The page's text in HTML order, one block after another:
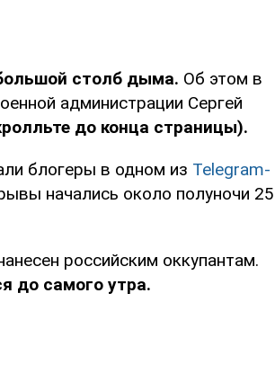
столб дыма. Об этом в
администрации Сергей
до конца страницы).
блогеры в одном из Telegram-
начались около полуночи 25
российским оккупантам.
до самого утра.